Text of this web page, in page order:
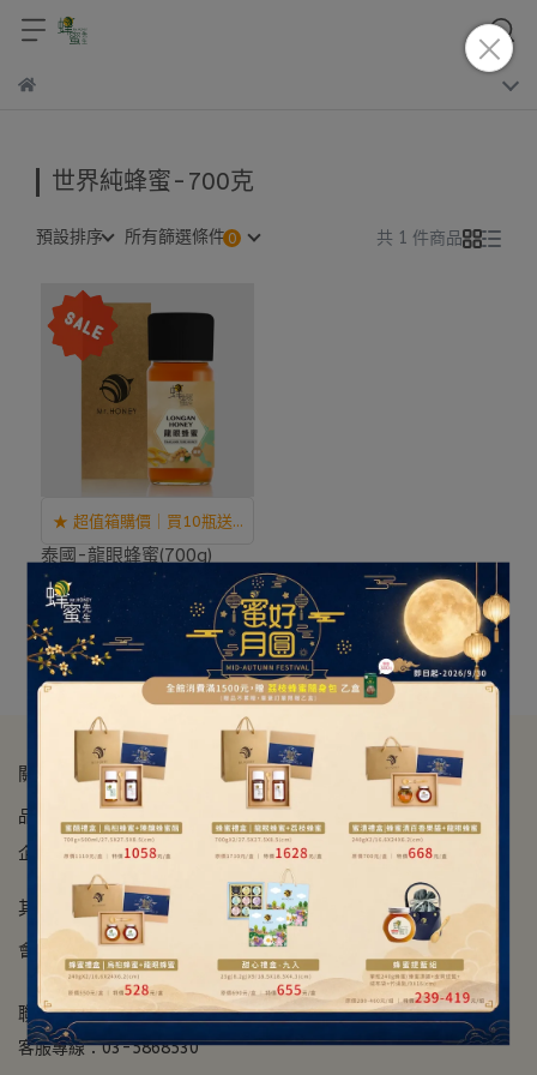
世界純蜂蜜-700克
預設排序 所有篩選條件 共 1 件商品
★ 超值箱購價｜買10瓶送2
瓶
泰國-龍眼蜂蜜(700g)
NT$600 NT$6,000
加入購物車
關於我們
品牌故事 媒體採訪
企業禮贈
其它資訊
會員說明 售後服務 客服中心 加入會員
聯絡資訊
客服專線：03-5868530